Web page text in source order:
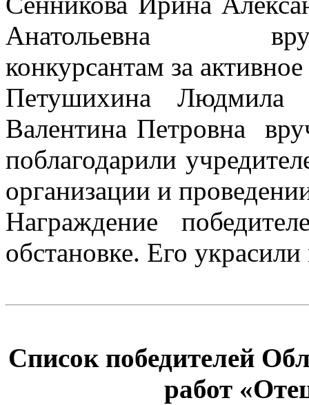
Анатольевна
конкурсантам за
Петушихина Людмила
Валентина Петровна
поблагодарили
организации и
Награждение
обстановке. Его
Список победителей
работ